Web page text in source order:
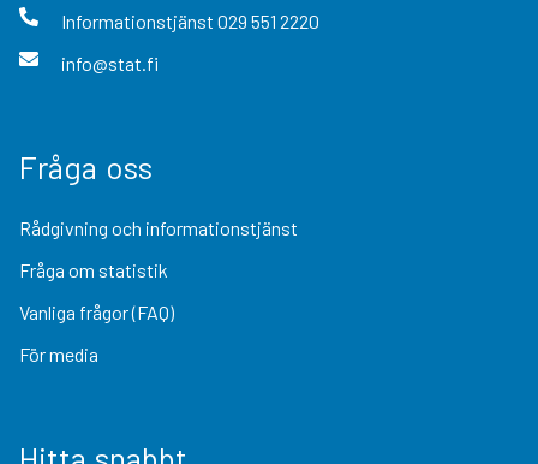
Informationstjänst 029 551 2220
info@stat.fi
Fråga oss
Rådgivning och informationstjänst
Fråga om statistik
Vanliga frågor (FAQ)
För media